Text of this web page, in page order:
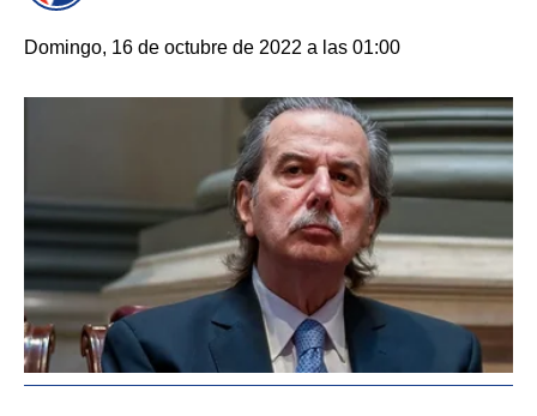
Domingo, 16 de octubre de 2022 a las 01:00